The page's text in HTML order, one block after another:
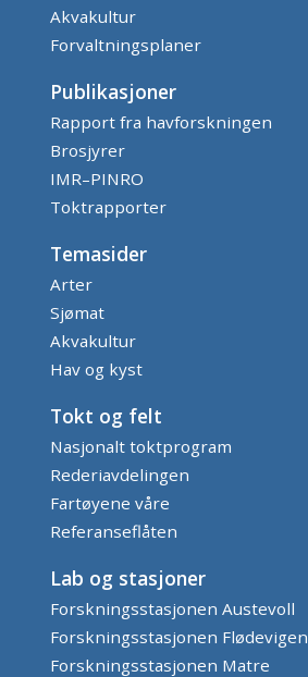
Akvakultur
Forvaltningsplaner
Publikasjoner
Rapport fra havforskningen
Brosjyrer
IMR–PINRO
Toktrapporter
Temasider
Arter
Sjømat
Akvakultur
Hav og kyst
Tokt og felt
Nasjonalt toktprogram
Rederiavdelingen
Fartøyene våre
Referanseflåten
Lab og stasjoner
Forskningsstasjonen Austevoll
Forskningsstasjonen Flødevigen
Forskningsstasjonen Matre